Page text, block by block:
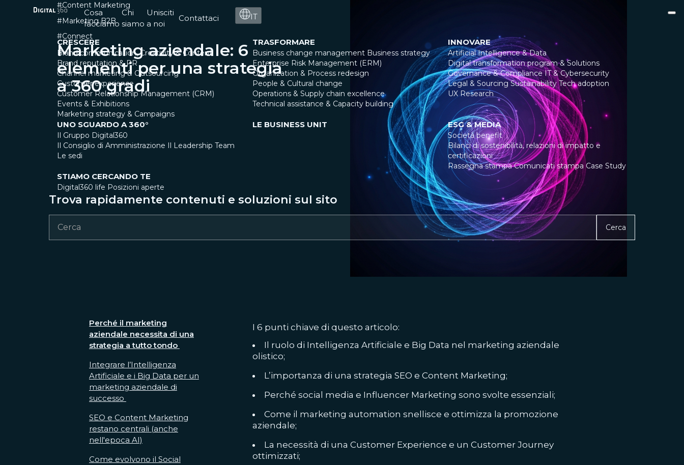
Cosa
facciamo
Chi
siamo
Unisciti
a noi
Contattaci IT
CRESCERE
Brand communication, Creativity & Content
Brand reputation & PR
Channel marketing & Outsourcing
Customer experience
Customer Relationship Management (CRM)
Events & Exhibitions
Marketing strategy & Campaigns
TRASFORMARE
Business change management Business strategy
Enterprise Risk Management (ERM)
Organization & Process redesign
People & Cultural change
Operations & Supply chain excellence
Technical assistance & Capacity building
INNOVARE
Artificial Intelligence & Data
Digital transformation program & Solutions
Governance & Compliance IT & Cybersecurity
Legal & Sourcing Sustainability Tech adoption
UX Research
UNO SGUARDO A 360°
Il Gruppo Digital360
Il Consiglio di Amministrazione Il Leadership Team
Le sedi
LE BUSINESS UNIT ESG & MEDIA
Società benefit
Bilanci di sostenibilità, relazioni di impatto e
certificazioni
Rassegna stampa Comunicati stampa Case Study
STIAMO CERCANDO TE
Digital360 life Posizioni aperte
Trova rapidamente contenuti e soluzioni sul sito
Cerca
#Content Marketing
#Marketing B2B
#Connect
Marketing aziendale: 6
elementi per una strategia
a 360 gradi
Perché il marketing
aziendale necessita di una
strategia a tutto tondo
Integrare l’Intelligenza
Artificiale e i Big Data per un
marketing aziendale di
successo
SEO e Content Marketing
restano centrali (anche
nell'epoca AI)
Come evolvono il Social
I 6 punti chiave di questo articolo:
Il ruolo di Intelligenza Artificiale e Big Data nel marketing aziendale
olistico;
L’importanza di una strategia SEO e Content Marketing;
Perché social media e Influencer Marketing sono svolte essenziali;
Come il marketing automation snellisce e ottimizza la promozione
aziendale;
La necessità di una Customer Experience e un Customer Journey
ottimizzati;